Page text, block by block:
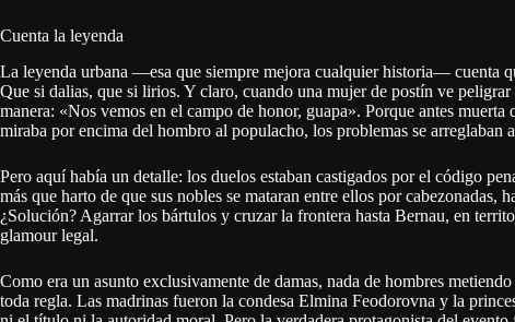
Cuenta la leyenda
La leyenda urbana —esa que siempre mejora cualquier historia— cuenta
Que si dalias, que si lirios. Y claro, cuando una mujer de postín ve
manera: «Nos vemos en el campo de honor, guapa». Porque antes
miraba por encima del hombro al populacho, los problemas se arreglaban
Pero aquí había un detalle: los duelos estaban castigados por el código
más que harto de que sus nobles se mataran entre ellos por cabezonadas,
¿Solución? Agarrar los bártulos y cruzar la frontera hasta Bernau, en
glamour legal.
Como era un asunto exclusivamente de damas, nada de hombres
toda regla. Las madrinas fueron la condesa Elmina Feodorovna y la